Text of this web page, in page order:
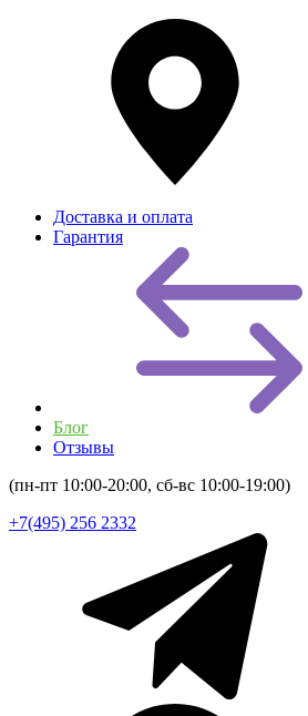
Доставка и оплата
Гарантия
Блог
Отзывы
(пн-пт 10:00-20:00, сб-вс 10:00-19:00)
+7(495) 256 2332